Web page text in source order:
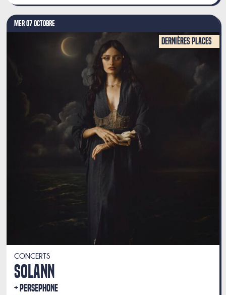
MER 07 OCTOBRE
CONCERTS
SOLANN
PERSEPHONE
Dernières places